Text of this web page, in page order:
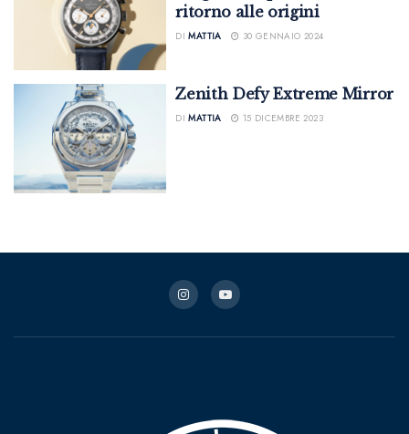
ritorno alle origini
DI MATTIA 30 GENNAIO 2024
Zenith Defy Extreme Mirror
DI MATTIA 15 DICEMBRE 2023